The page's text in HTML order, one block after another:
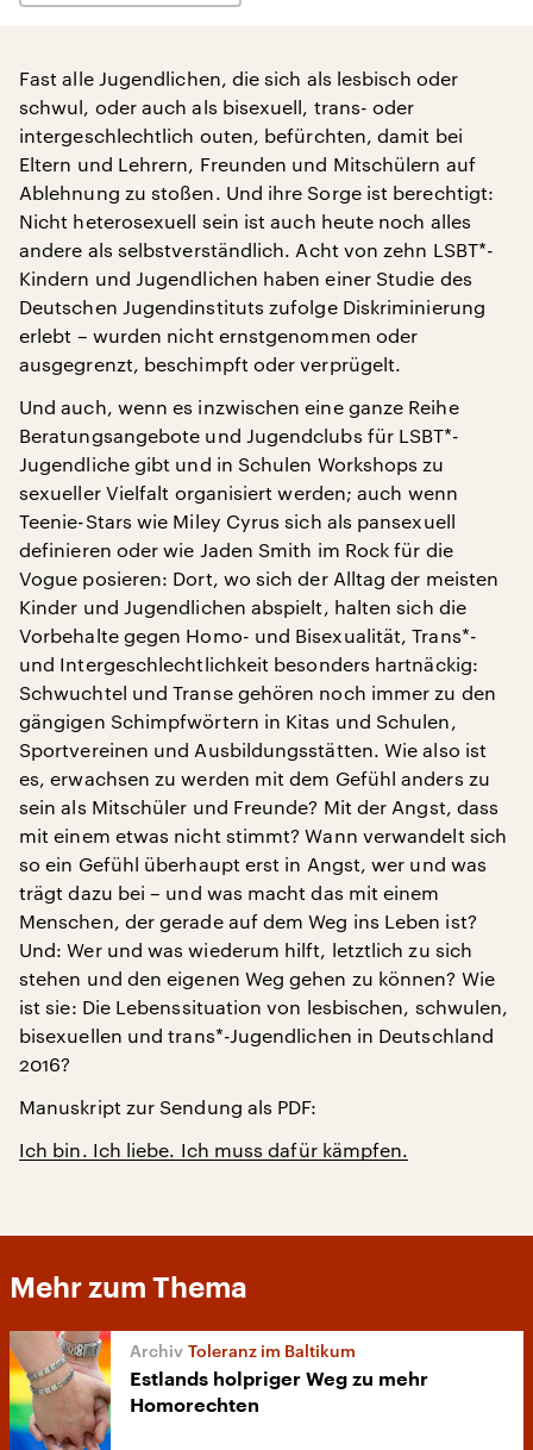
Fast alle Jugendlichen, die sich als lesbisch oder
schwul, oder auch als bisexuell, trans- oder
intergeschlechtlich outen, befürchten, damit bei
Eltern und Lehrern, Freunden und Mitschülern auf
Ablehnung zu stoßen. Und ihre Sorge ist berechtigt:
Nicht heterosexuell sein ist auch heute noch alles
andere als selbstverständlich. Acht von zehn LSBT*-
Kindern und Jugendlichen haben einer Studie des
Deutschen Jugendinstituts zufolge Diskriminierung
erlebt – wurden nicht ernstgenommen oder
ausgegrenzt, beschimpft oder verprügelt.
Und auch, wenn es inzwischen eine ganze Reihe
Beratungsangebote und Jugendclubs für LSBT*-
Jugendliche gibt und in Schulen Workshops zu
sexueller Vielfalt organisiert werden; auch wenn
Teenie-Stars wie Miley Cyrus sich als pansexuell
definieren oder wie Jaden Smith im Rock für die
Vogue posieren: Dort, wo sich der Alltag der meisten
Kinder und Jugendlichen abspielt, halten sich die
Vorbehalte gegen Homo- und Bisexualität, Trans*-
und Intergeschlechtlichkeit besonders hartnäckig:
Schwuchtel und Transe gehören noch immer zu den
gängigen Schimpfwörtern in Kitas und Schulen,
Sportvereinen und Ausbildungsstätten. Wie also ist
es, erwachsen zu werden mit dem Gefühl anders zu
sein als Mitschüler und Freunde? Mit der Angst, dass
mit einem etwas nicht stimmt? Wann verwandelt sich
so ein Gefühl überhaupt erst in Angst, wer und was
trägt dazu bei – und was macht das mit einem
Menschen, der gerade auf dem Weg ins Leben ist?
Und: Wer und was wiederum hilft, letztlich zu sich
stehen und den eigenen Weg gehen zu können? Wie
ist sie: Die Lebenssituation von lesbischen, schwulen,
bisexuellen und trans*-Jugendlichen in Deutschland
2016?
Manuskript zur Sendung als PDF:
Ich bin. Ich liebe. Ich muss dafür kämpfen.
Mehr zum Thema
Toleranz im Baltikum
Estlands holpriger Weg zu mehr
Homorechten